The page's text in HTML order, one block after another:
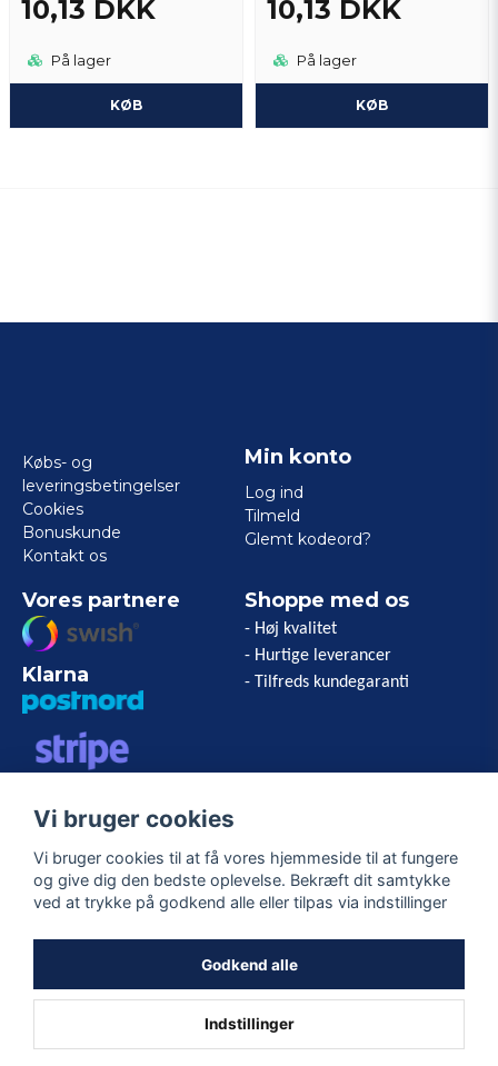
10,13 DKK
På lager
KØB
10,13 DKK
På lager
KØB
Købs- og
leveringsbetingelser
Cookies
Bonuskunde
Kontakt os
Min konto
Log ind
Tilmeld
Glemt kodeord?
Vores partnere
Klarna
EXPRESS
Shoppe med os
- Høj kvalitet
- Hurtige leverancer
- Tilfreds kundegaranti
Følg os
Vi bruger cookies
Vi bruger cookies til at få vores hjemmeside til at fungere
og give dig den bedste oplevelse. Bekræft dit samtykke
ved at trykke på godkend alle eller tilpas via indstillinger
Godkend alle
Indstillinger